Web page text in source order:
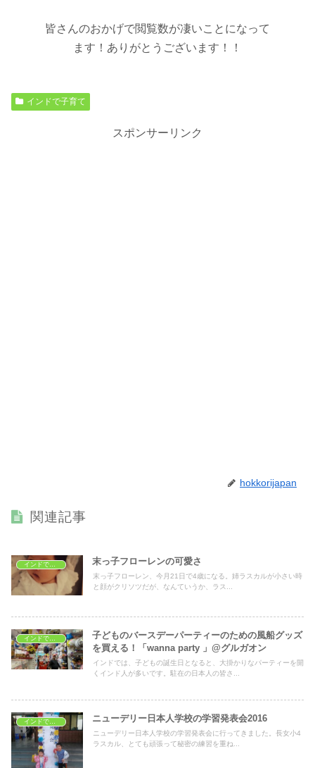
皆さんのおかげで閲覧数が凄いことになって
ます！ありがとうございます！！
インドで子育て
スポンサーリンク
hokkorijapan
関連記事
末っ子フローレンの可愛さ
末っ子フローレン、今月21日で4歳になる。姉ラスカルが小さい時
と顔がクリソツだが、なんていうか、ラス...
インドでショッピング
子どものバースデーパーティーのための風船グッズ
を買える！「wanna party 」@グルガオン
インドでは、子どもの誕生日となると、大掛かりなパーティーを開
くインド人が多いです。駐在の日本人の皆さ...
インドで子育て ニューデリー日本人学校の学習発表会2016
ニューデリー日本人学校の学習発表会に行ってきました。長女小4
ラスカル、とても頑張って秘密の練習を重ね...